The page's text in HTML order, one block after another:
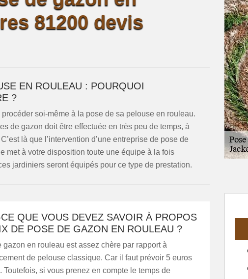
81200 devis
EN ROULEAU : POURQUOI
?
soi-même à la pose de sa pelouse en rouleau.
de gazon doit être effectuée en très peu de temps, à
là que l’intervention d’une entreprise de pose de
met à votre disposition toute une équipe à la fois
jardiniers seront équipés pour ce type de prestation.
CE QUE VOUS DEVEZ SAVOIR À PROPOS
DE POSE DE GAZON EN ROULEAU ?
gazon en rouleau est assez chère par rapport à
de pelouse classique. Car il faut prévoir 5 euros
Toutefois, si vous prenez en compte le temps de